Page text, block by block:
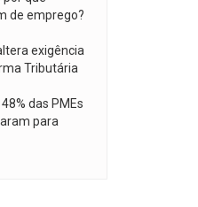
de emprego?
exigência
Tributária
das PMEs
para